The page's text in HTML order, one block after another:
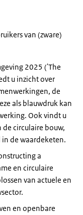
van (zware)
2025 ('The
u inzicht over
de
als blauwdruk kan
Ook vindt u
circulaire bouw,
in de waardeketen.
a
en circulaire
van actuele en
en openbare